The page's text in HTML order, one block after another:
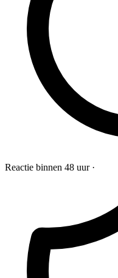
Reactie binnen 48 uur ·